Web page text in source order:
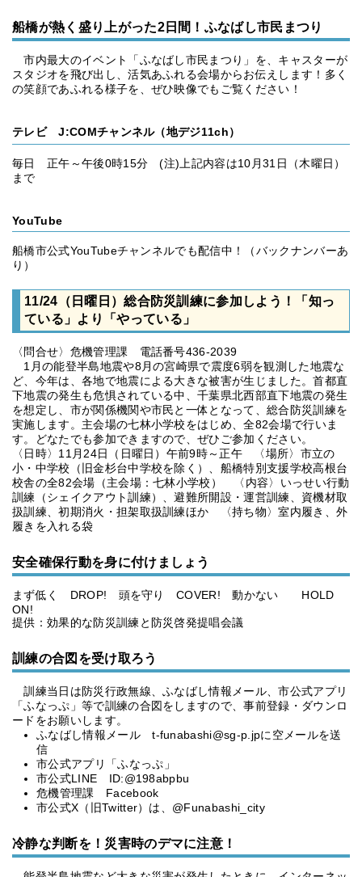
船橋が熱く盛り上がった2日間！ふなばし市民まつり
市内最大のイベント「ふなばし市民まつり」を、キャスターが
スタジオを飛び出し、活気あふれる会場からお伝えします！多く
の笑顔であふれる様子を、ぜひ映像でもご覧ください！
テレビ J:COMチャンネル（地デジ11ch）
毎日 正午～午後0時15分 (注)上記内容は10月31日（木曜日）
まで
YouTube
船橋市公式YouTubeチャンネルでも配信中！（バックナンバーあ
り）
11/24（日曜日）総合防災訓練に参加しよう！「知っ
ている」より「やっている」
〈問合せ〉危機管理課 電話番号436-2039
1月の能登半島地震や8月の宮崎県で震度6弱を観測した地震な
ど、今年は、各地で地震による大きな被害が生じました。首都直
下地震の発生も危惧されている中、千葉県北西部直下地震の発生
を想定し、市が関係機関や市民と一体となって、総合防災訓練を
実施します。主会場の七林小学校をはじめ、全82会場で行いま
す。どなたでも参加できますので、ぜひご参加ください。
〈日時〉11月24日（日曜日）午前9時～正午 〈場所〉市立の
小・中学校（旧金杉台中学校を除く）、船橋特別支援学校高根台
校舎の全82会場（主会場：七林小学校） 〈内容〉いっせい行動
訓練（シェイクアウト訓練）、避難所開設・運営訓練、資機材取
扱訓練、初期消火・担架取扱訓練ほか 〈持ち物〉室内履き、外
履きを入れる袋
安全確保行動を身に付けましょう
まず低く DROP! 頭を守り COVER! 動かない HOLD
ON!
提供：効果的な防災訓練と防災啓発提唱会議
訓練の合図を受け取ろう
訓練当日は防災行政無線、ふなばし情報メール、市公式アプリ
「ふなっぷ」等で訓練の合図をしますので、事前登録・ダウンロ
ードをお願いします。
ふなばし情報メール t-funabashi@sg-p.jpに空メールを送
信
市公式アプリ「ふなっぷ」
市公式LINE ID:@198abpbu
危機管理課 Facebook
市公式X（旧Twitter）は、@Funabashi_city
冷静な判断を！災害時のデマに注意！